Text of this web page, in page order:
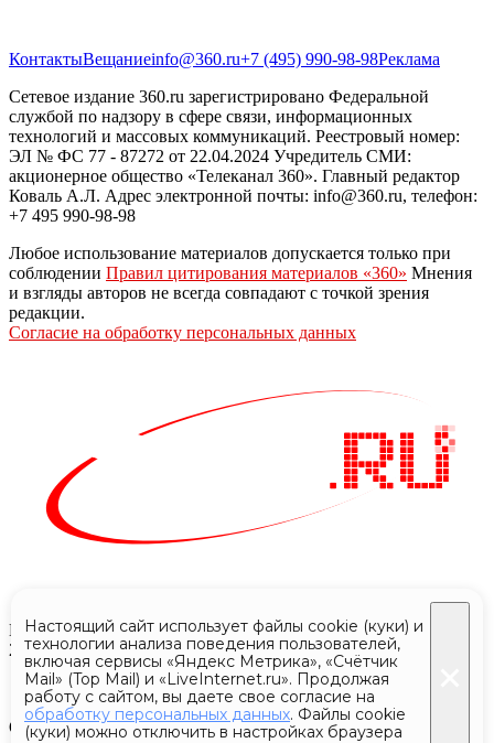
КонтактыВещаниеinfo@360.ru+7 (495) 990-98-98Реклама
Сетевое издание 360.ru зарегистрировано Федеральной
службой по надзору в сфере связи, информационных
технологий и массовых коммуникаций. Реестровый номер:
ЭЛ № ФС 77 - 87272 от 22.04.2024 Учредитель СМИ:
акционерное общество «Телеканал 360». Главный редактор
Коваль А.Л. Адрес электронной почты: info@360.ru, телефон:
+7 495 990-98-98
Любое использование материалов допускается только при
соблюдении Правил цитирования материалов «360» Мнения
и взгляды авторов не всегда совпадают с точкой зрения
редакции.
Согласие на обработку персональных данных
Все права защищены © АО «Телеканал 360»
2024 - 2026
Отдельные публикации могут содержать информацию, не
Настоящий сайт использует файлы cookie (куки) и
технологии анализа поведения пользователей,
включая сервисы «Яндекс Метрика», «Счётчик
Mail» (Top Mail) и «LiveInternet.ru». Продолжая
работу с сайтом, вы даете свое согласие на
обработку персональных данных. Файлы cookie
(куки) можно отключить в настройках браузера